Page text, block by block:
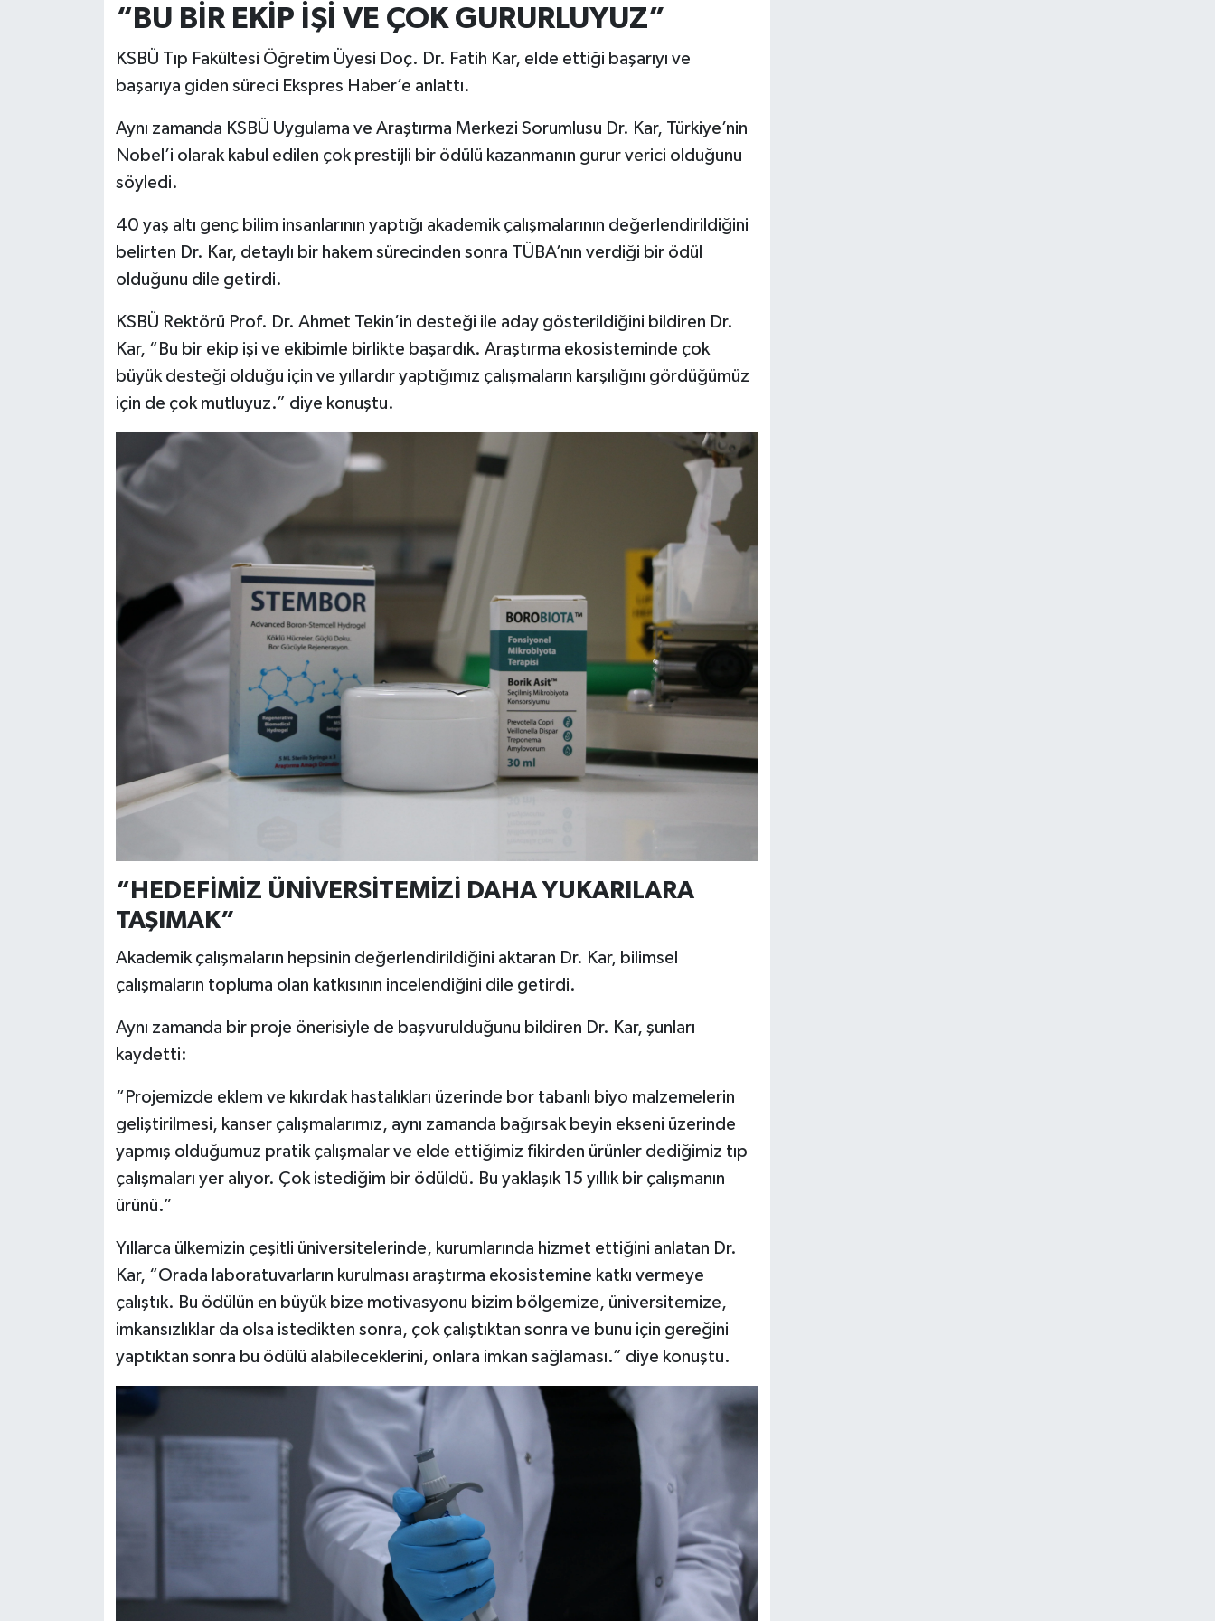
“BU BİR EKİP İŞİ VE ÇOK GURURLUYUZ”
KSBÜ Tıp Fakültesi Öğretim Üyesi Doç. Dr. Fatih Kar, elde ettiği başarıyı ve
başarıya giden süreci Ekspres Haber’e anlattı.
Aynı zamanda KSBÜ Uygulama ve Araştırma Merkezi Sorumlusu Dr. Kar, Türkiye’nin
Nobel’i olarak kabul edilen çok prestijli bir ödülü kazanmanın gurur verici olduğunu
söyledi.
40 yaş altı genç bilim insanlarının yaptığı akademik çalışmalarının değerlendirildiğini
belirten Dr. Kar, detaylı bir hakem sürecinden sonra TÜBA’nın verdiği bir ödül
olduğunu dile getirdi.
KSBÜ Rektörü Prof. Dr. Ahmet Tekin’in desteği ile aday gösterildiğini bildiren Dr.
Kar, “Bu bir ekip işi ve ekibimle birlikte başardık. Araştırma ekosisteminde çok
büyük desteği olduğu için ve yıllardır yaptığımız çalışmaların karşılığını gördüğümüz
için de çok mutluyuz.” diye konuştu.
“HEDEFİMİZ ÜNİVERSİTEMİZİ DAHA YUKARILARA
TAŞIMAK”
Akademik çalışmaların hepsinin değerlendirildiğini aktaran Dr. Kar, bilimsel
çalışmaların topluma olan katkısının incelendiğini dile getirdi.
Aynı zamanda bir proje önerisiyle de başvurulduğunu bildiren Dr. Kar, şunları
kaydetti:
“Projemizde eklem ve kıkırdak hastalıkları üzerinde bor tabanlı biyo malzemelerin
geliştirilmesi, kanser çalışmalarımız, aynı zamanda bağırsak beyin ekseni üzerinde
yapmış olduğumuz pratik çalışmalar ve elde ettiğimiz fikirden ürünler dediğimiz tıp
çalışmaları yer alıyor. Çok istediğim bir ödüldü. Bu yaklaşık 15 yıllık bir çalışmanın
ürünü.”
Yıllarca ülkemizin çeşitli üniversitelerinde, kurumlarında hizmet ettiğini anlatan Dr.
Kar, “Orada laboratuvarların kurulması araştırma ekosistemine katkı vermeye
çalıştık. Bu ödülün en büyük bize motivasyonu bizim bölgemize, üniversitemize,
imkansızlıklar da olsa istedikten sonra, çok çalıştıktan sonra ve bunu için gereğini
yaptıktan sonra bu ödülü alabileceklerini, onlara imkan sağlaması.” diye konuştu.
Video Galeri
Yemek Tarifleri